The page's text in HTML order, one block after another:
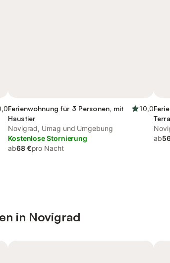
Ferienwohnung für 3 Personen, mit
Haustier
10,0
Novigrad, Umag und Umgebung
Kostenlose Stornierung
ab68 €pro Nacht
ab
in Novigrad